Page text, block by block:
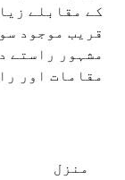
کے مقابلے
قریب موجود
مشہور راستے
مقامات اور
منزل